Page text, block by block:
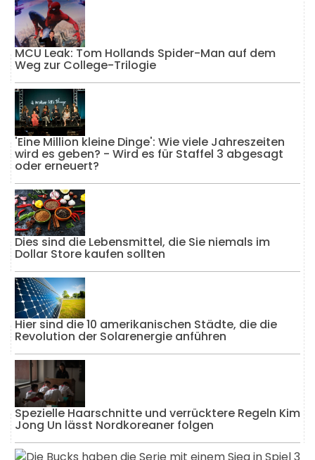
MCU Leak: Tom Hollands Spider-Man auf dem
Weg zur College-Trilogie
'Eine Million kleine Dinge': Wie viele Jahreszeiten
wird es geben? - Wird es für Staffel 3 abgesagt
oder erneuert?
Dies sind die Lebensmittel, die Sie niemals im
Dollar Store kaufen sollten
Hier sind die 10 amerikanischen Städte, die die
Revolution der Solarenergie anführen
Spezielle Haarschnitte und verrücktere Regeln Kim
Jong Un lässt Nordkoreaner folgen